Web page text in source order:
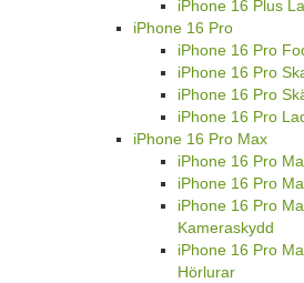
iPhone 16 Plus
iPhone 16 Pro
iPhone 16 Pro
iPhone 16 Pro
iPhone 16 Pro
iPhone 16 Pro
iPhone 16 Pro Max
iPhone 16 Pro
iPhone 16 Pro
iPhone 16 Pro
Kameraskydd
iPhone 16 Pro
Hörlurar